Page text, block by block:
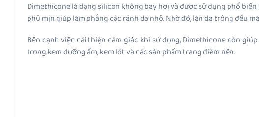
Dimethicone là dạng silicon không bay hơi và được sử dụng phổ
phủ mịn giúp làm phẳng các rãnh da nhỏ. Nhờ đó, làn da trông đều
Bên cạnh việc cải thiện cảm giác khi sử dụng, Dimethicone còn
trong kem dưỡng ẩm, kem lót và các sản phẩm trang điểm nền.